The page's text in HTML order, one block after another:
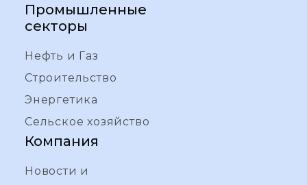
Промышленные
секторы
Нефть и Газ
Строительство
Энергетика
Сельское хозяйство
Компания
Новости и